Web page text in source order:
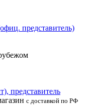
представитель)
представитель
с доставкой по РФ